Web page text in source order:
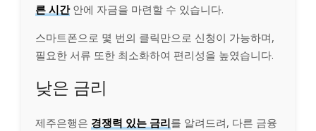
른 시간안에 자금을 마련할 수 있습니다.
스마트폰으로 몇 번의 클릭만으로 신청이 가능하며,
필요한 서류 또한 최소화하여 편리성을 높였습니다.
낮은 금리
제주은행은 경쟁력 있는 금리를 알려드려, 다른 금융